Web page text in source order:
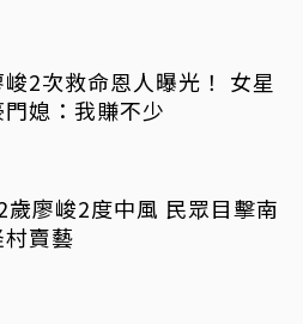
2次救命恩人曝光！ 女星
媳：我賺不少
歲廖峻2度中風 民眾目擊南
賣藝